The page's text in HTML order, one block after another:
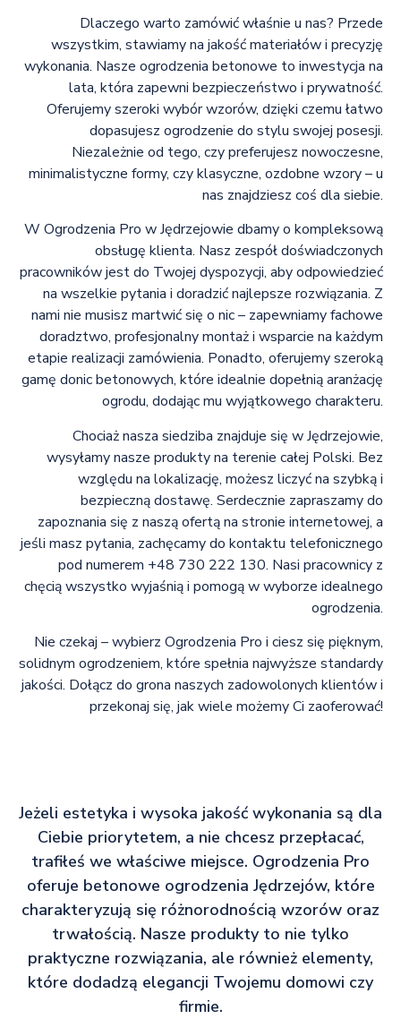
Dlaczego warto zamówić właśnie u nas? Przede
wszystkim, stawiamy na jakość materiałów i precyzję
wykonania. Nasze ogrodzenia betonowe to inwestycja na
lata, która zapewni bezpieczeństwo i prywatność.
Oferujemy szeroki wybór wzorów, dzięki czemu łatwo
dopasujesz ogrodzenie do stylu swojej posesji.
Niezależnie od tego, czy preferujesz nowoczesne,
minimalistyczne formy, czy klasyczne, ozdobne wzory – u
nas znajdziesz coś dla siebie.
W Ogrodzenia Pro w Jędrzejowie dbamy o kompleksową
obsługę klienta. Nasz zespół doświadczonych
pracowników jest do Twojej dyspozycji, aby odpowiedzieć
na wszelkie pytania i doradzić najlepsze rozwiązania. Z
nami nie musisz martwić się o nic – zapewniamy fachowe
doradztwo, profesjonalny montaż i wsparcie na każdym
etapie realizacji zamówienia. Ponadto, oferujemy szeroką
gamę donic betonowych, które idealnie dopełnią aranżację
ogrodu, dodając mu wyjątkowego charakteru.
Chociaż nasza siedziba znajduje się w Jędrzejowie,
wysyłamy nasze produkty na terenie całej Polski. Bez
względu na lokalizację, możesz liczyć na szybką i
bezpieczną dostawę. Serdecznie zapraszamy do
zapoznania się z naszą ofertą na stronie internetowej, a
jeśli masz pytania, zachęcamy do kontaktu telefonicznego
pod numerem +48 730 222 130. Nasi pracownicy z
chęcią wszystko wyjaśnią i pomogą w wyborze idealnego
ogrodzenia.
Nie czekaj – wybierz Ogrodzenia Pro i ciesz się pięknym,
solidnym ogrodzeniem, które spełnia najwyższe standardy
jakości. Dołącz do grona naszych zadowolonych klientów i
przekonaj się, jak wiele możemy Ci zaoferować!
Jeżeli estetyka i wysoka jakość wykonania są dla
Ciebie priorytetem, a nie chcesz przepłacać,
trafiłeś we właściwe miejsce. Ogrodzenia Pro
oferuje betonowe ogrodzenia Jędrzejów, które
charakteryzują się różnorodnością wzorów oraz
trwałością. Nasze produkty to nie tylko
praktyczne rozwiązania, ale również elementy,
które dodadzą elegancji Twojemu domowi czy
firmie.